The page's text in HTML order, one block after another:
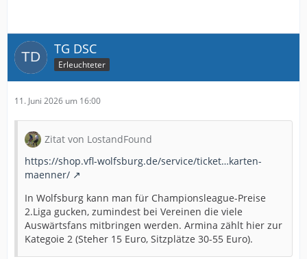
TG DSC
Erleuchteter
11. Juni 2026 um 16:00
Zitat von LostandFound
https://shop.vfl-wolfsburg.de/service/ticket…karten-
maenner/
In Wolfsburg kann man für Championsleague-Preise
2.Liga gucken, zumindest bei Vereinen die viele
Auswärtsfans mitbringen werden. Armina zählt hier zur
Kategoie 2 (Steher 15 Euro, Sitzplätze 30-55 Euro).